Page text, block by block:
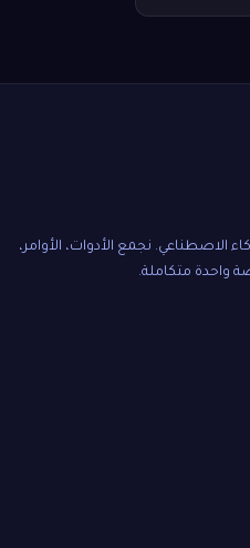
الاصطناعي. نجمع الأدوات، الأوامر،
واحدة متكاملة.